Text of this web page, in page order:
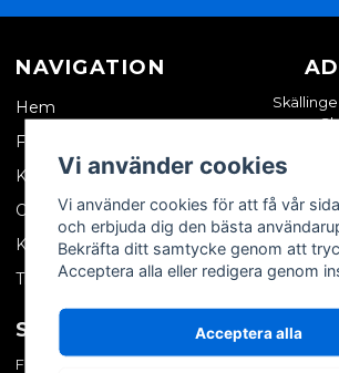
NAVIGATION
Hem
Företagskund
Kontakta oss
Om oss
Köpvillkor
Tips & trix
Skällinge
SOCIALA MEDIER
Facebook
MITT
Vi använder cookies
Vi använder cookies för att få vår
och erbjuda dig den bästa
Bekräfta ditt samtycke genom att
Acceptera alla eller redigera genom
Acceptera alla